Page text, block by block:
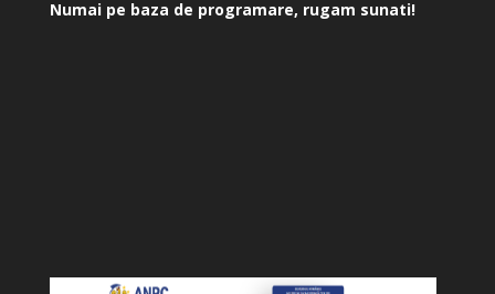
Numai pe baza de programare, rugam sunati!